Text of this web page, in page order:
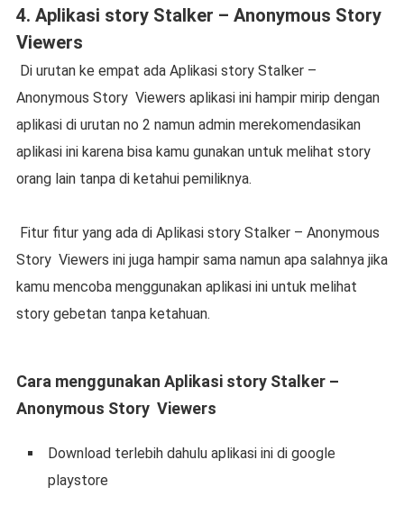
4. Aplikasi story Stalker – Anonymous Story
Viewers
Di urutan ke empat ada Aplikasi story Stalker –
Anonymous Story Viewers aplikasi ini hampir mirip dengan
aplikasi di urutan no 2 namun admin merekomendasikan
aplikasi ini karena bisa kamu gunakan untuk melihat story
orang lain tanpa di ketahui pemiliknya.
Fitur fitur yang ada di Aplikasi story Stalker – Anonymous
Story Viewers ini juga hampir sama namun apa salahnya jika
kamu mencoba menggunakan aplikasi ini untuk melihat
story gebetan tanpa ketahuan.
Cara menggunakan Aplikasi story Stalker –
Anonymous Story Viewers
Download terlebih dahulu aplikasi ini di google
playstore